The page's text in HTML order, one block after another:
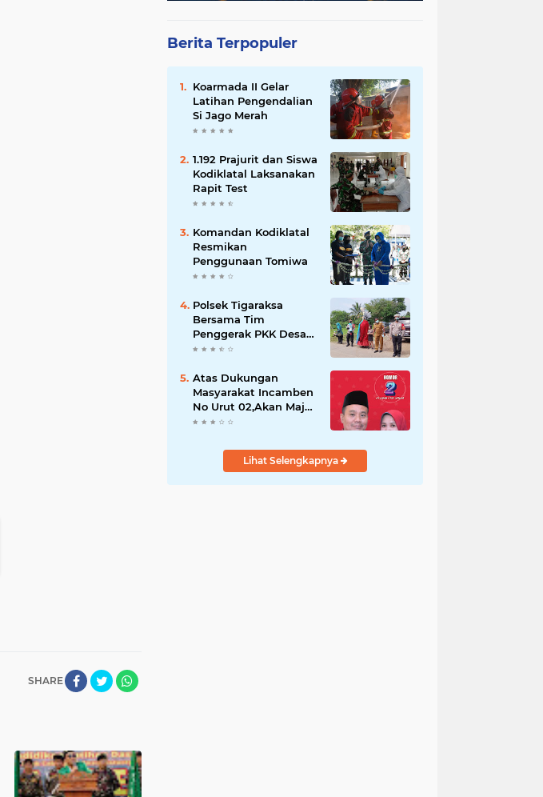
SHARE
Berita Terpopuler
Koarmada II Gelar
Latihan Pengendalian
Si Jago Merah
1.192 Prajurit dan Siswa
Kodiklatal Laksanakan
Rapit Test
Komandan Kodiklatal
Resmikan
Penggunaan Tomiwa
Polsek Tigaraksa
Bersama Tim
Penggerak PKK Desa
Jambe Bagikan
Pengguna Jalan
Atas Dukungan
Masyarakat Incamben
No Urut 02,Akan Maju
Untuk Memajukan
Lihat Selengkapnya